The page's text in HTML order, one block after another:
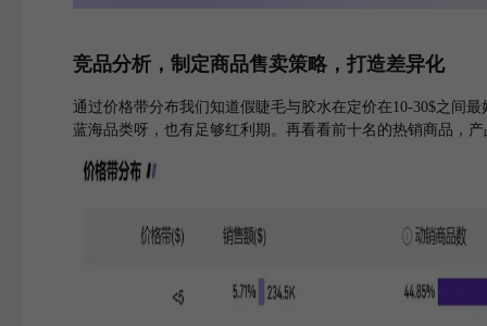
竞品分析，制定商品售卖策略，打造差异化
通过价格带分布我们知道假睫毛与胶水在定价在10-30$之间
蓝海品类呀，也有足够红利期。再看看前十名的热销商品，